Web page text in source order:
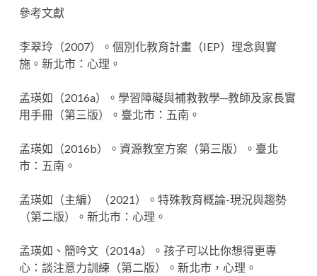
參考文獻
李翠玲（2007）。個別化教育計畫（IEP）理念與實
施。新北市：心理。
孟瑛如（2016a）。學習障礙與補救教學─教師及家長實
用手冊（第三版）。臺北市：五南。
孟瑛如（2016b）。資源教室方案（第三版）。臺北
市：五南。
孟瑛如（主編）（2021）。特殊教育概論-現況與趨勢
（第二版）。新北市：心理。
孟瑛如、簡吟文（2014a）。孩子可以比你想得更專
心：談注意力訓練（第二版）。新北市，心理。